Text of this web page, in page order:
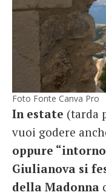
Foto Fonte Canva Pro
In estate (tarda
vuoi godere
oppure
Giulianova si
della Madonna